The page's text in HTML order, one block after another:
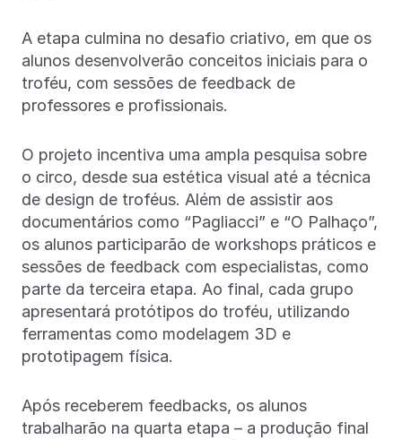
A etapa culmina no desafio criativo, em que os
alunos desenvolverão conceitos iniciais para o
troféu, com sessões de feedback de
professores e profissionais.
O projeto incentiva uma ampla pesquisa sobre
o circo, desde sua estética visual até a técnica
de design de troféus. Além de assistir aos
documentários como “Pagliacci” e “O Palhaço”,
os alunos participarão de workshops práticos e
sessões de feedback com especialistas, como
parte da terceira etapa. Ao final, cada grupo
apresentará protótipos do troféu, utilizando
ferramentas como modelagem 3D e
prototipagem física.
Após receberem feedbacks, os alunos
trabalharão na quarta etapa – a produção final